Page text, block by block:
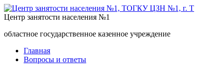
Центр занятости населения №1
областное государственное казенное учреждение
Главная
Вопросы и ответы